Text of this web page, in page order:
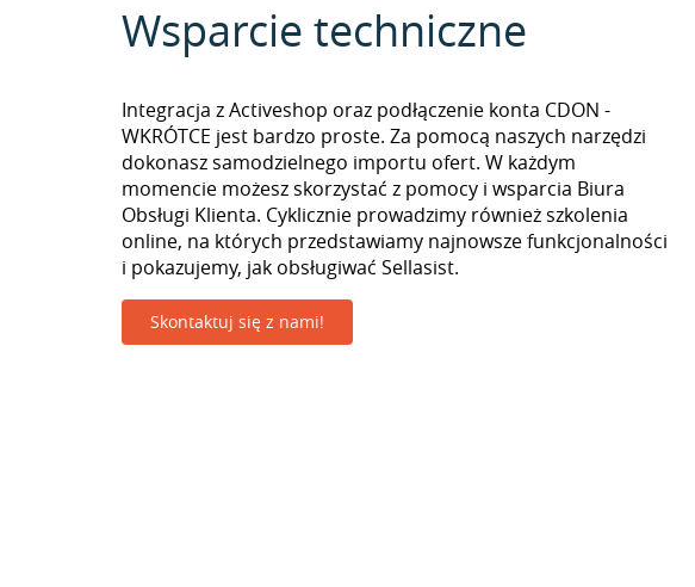
Wsparcie techniczne
Integracja z Activeshop oraz podłączenie konta CDON -
WKRÓTCE jest bardzo proste. Za pomocą naszych narzędzi
dokonasz samodzielnego importu ofert. W każdym
momencie możesz skorzystać z pomocy i wsparcia Biura
Obsługi Klienta. Cyklicznie prowadzimy również szkolenia
online, na których przedstawiamy najnowsze funkcjonalności
i pokazujemy, jak obsługiwać Sellasist.
Skontaktuj się z nami!